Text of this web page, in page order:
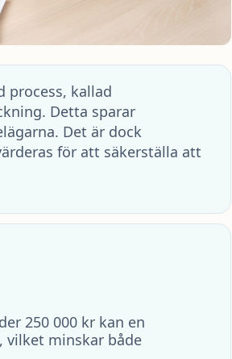
process, kallad
Detta sparar
Det är dock
för att säkerställa att
250 000 kr kan en
vilket minskar både